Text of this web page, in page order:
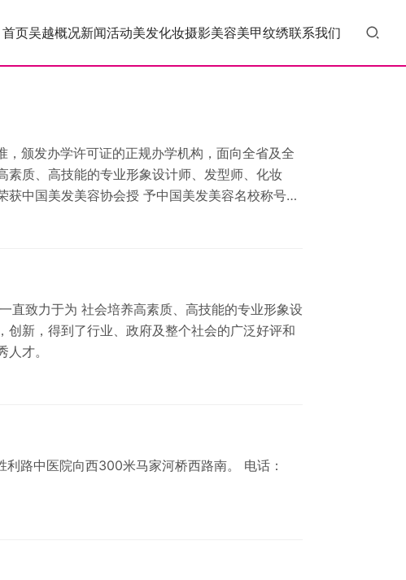
首页吴越概况新闻活动美发化妆摄影美容美甲纹绣联系我们
颁发办学许可证的正规办学机构，面向全省及全
质、高技能的专业形象设计师、发型师、化妆
中国美发美容协会授 予中国美发美容名校称号的
直致力于为 社会培养高素质、高技能的专业形象设
新，得到了行业、政府及整个社会的广泛好评和
才。
路中医院向西300米马家河桥西路南。 电话：